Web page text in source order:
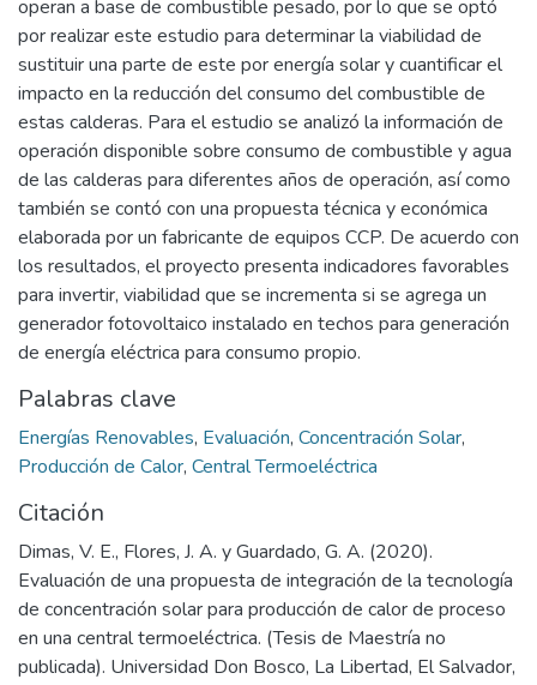
operan a base de combustible pesado, por lo que se optó
por realizar este estudio para determinar la viabilidad de
sustituir una parte de este por energía solar y cuantificar el
impacto en la reducción del consumo del combustible de
estas calderas. Para el estudio se analizó la información de
operación disponible sobre consumo de combustible y agua
de las calderas para diferentes años de operación, así como
también se contó con una propuesta técnica y económica
elaborada por un fabricante de equipos CCP. De acuerdo con
los resultados, el proyecto presenta indicadores favorables
para invertir, viabilidad que se incrementa si se agrega un
generador fotovoltaico instalado en techos para generación
de energía eléctrica para consumo propio.
Palabras clave
Energías Renovables, Evaluación, Concentración Solar,
Producción de Calor, Central Termoeléctrica
Citación
Dimas, V. E., Flores, J. A. y Guardado, G. A. (2020).
Evaluación de una propuesta de integración de la tecnología
de concentración solar para producción de calor de proceso
en una central termoeléctrica. (Tesis de Maestría no
publicada). Universidad Don Bosco, La Libertad, El Salvador,